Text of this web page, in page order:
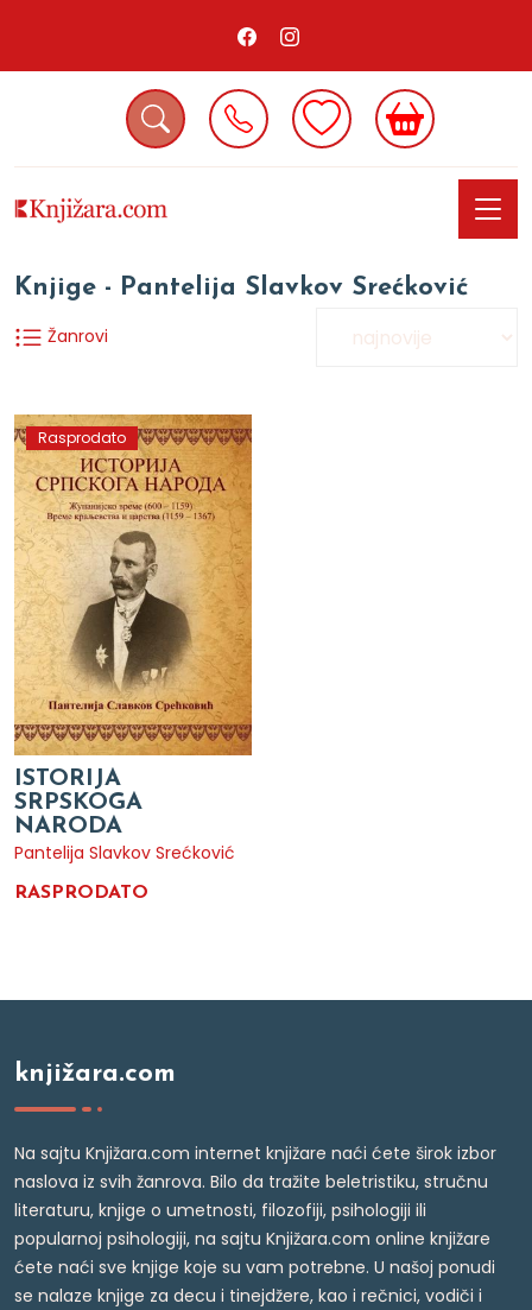
Knjige - Pantelija Slavkov Srećković
Žanrovi
Rasprodato
ISTORIJA
SRPSKOGA
NARODA
Pantelija Slavkov Srećković
RASPRODATO
knjižara.com
Na sajtu Knjižara.com internet knjižare naći ćete širok izbor
naslova iz svih žanrova. Bilo da tražite beletristiku, stručnu
literaturu, knjige o umetnosti, filozofiji, psihologiji ili
popularnoj psihologiji, na sajtu Knjižara.com online knjižare
ćete naći sve knjige koje su vam potrebne. U našoj ponudi
se nalaze knjige za decu i tinejdžere, kao i rečnici, vodiči i